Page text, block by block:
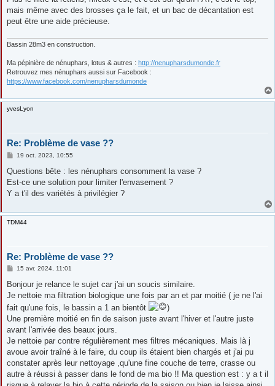
mais même avec des brosses ça le fait, et un bac de décantation est
peut être une aide précieuse.
Bassin 28m3 en construction.
Ma pépinière de nénuphars, lotus & autres : http://nenupharsdumonde.fr
Retrouvez mes nénuphars aussi sur Facebook :
https://www.facebook.com/nenupharsdumonde
yvesLyon
Re: Problème de vase ??
M
s
a
g
19 oct. 2023, 10:55
Questions bête : les nénuphars consomment la vase ?
Est-ce une solution pour limiter l'envasement ?
Y a t'il des variétés à privilégier ?
TDM44
Re: Problème de vase ??
M
s
a
g
e
15 avr. 2024, 11:01
Bonjour je relance le sujet car j'ai un soucis similaire.
Je nettoie ma filtration biologique une fois par an et par moitié ( je ne l'ai
fait qu'une fois, le bassin a 1 an bientôt
)
Une première moitié en fin de saison juste avant l'hiver et l'autre juste
avant l'arrivée des beaux jours.
Je nettoie par contre régulièrement mes filtres mécaniques. Mais là j
avoue avoir traîné à le faire, du coup ils étaient bien chargés et j'ai pu
constater après leur nettoyage ,qu'une fine couche de terre, crasse ou
autre à réussi à passer dans le fond de ma bio !! Ma question est : y a t il